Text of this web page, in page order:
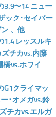
3.9〜14 ニュー
ック･セイバー
、他
1.4 レッスルキ
チカvs.内藤
橋vs.ホワイ
G1クライマッ
･オメガvs.鈴
チカvs.エルガ